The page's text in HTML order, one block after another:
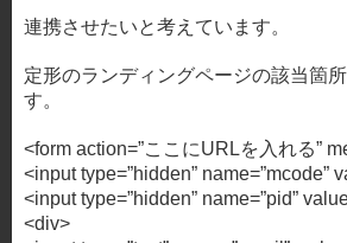
連携させたいと考えています。
定形のランディングページの該当箇
す。
<form action=”ここにURLを入れる”
<input type=”hidden” name=”mcode”
<input type=”hidden” name=”pid”
<div>